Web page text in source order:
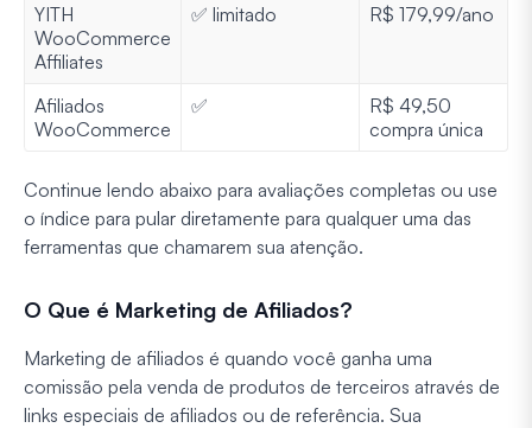
YITH
WooCommerce
Affiliates
✅ limitado R$ 179,99/ano
Afiliados
WooCommerce
✅
R$ 49,50
compra única
Continue lendo abaixo para avaliações completas ou use
o índice para pular diretamente para qualquer uma das
ferramentas que chamarem sua atenção.
O Que é Marketing de Afiliados?
Marketing de afiliados é quando você ganha uma
comissão pela venda de produtos de terceiros através de
links especiais de afiliados ou de referência. Sua